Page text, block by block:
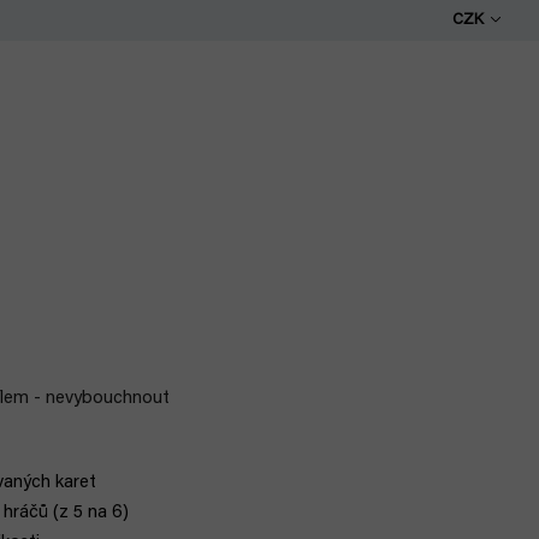
CZK
- nevybouchnout
karet
(z 5 na 6)